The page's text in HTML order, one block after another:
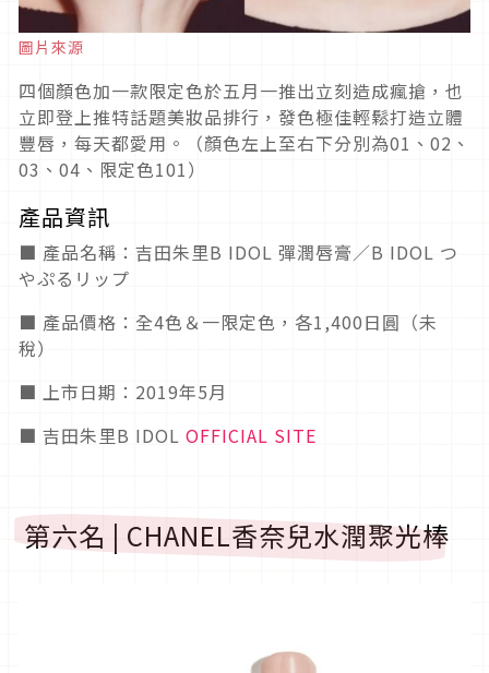
圖片來源
四個顏色加一款限定色於五月一推出立刻造成瘋搶，也
立即登上推特話題美妝品排行，發色極佳輕鬆打造立體
豐唇，每天都愛用。（顏色左上至右下分別為01、02、
03、04、限定色101）
產品資訊
■ 產品名稱：吉田朱里B IDOL 彈潤唇膏／B IDOL つ
やぷるリップ
■ 產品價格：全4色＆一限定色，各1,400日圓（未
稅）
■ 上市日期：2019年5月
■ 吉田朱里B IDOL OFFICIAL SITE
第六名 | CHANEL香奈兒水潤聚光棒